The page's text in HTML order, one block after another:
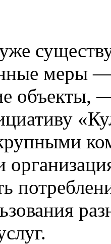
меры
объекты,